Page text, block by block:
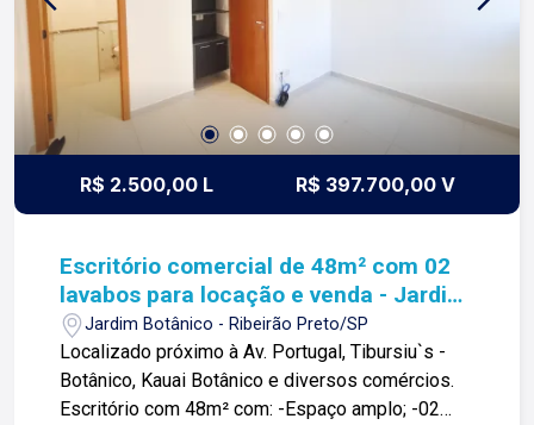
R$ 2.500,00 L R$ 397.700,00 V
Escritório comercial de 48m² com 02
lavabos para locação e venda - Jardim
Botânico
Jardim Botânico - Ribeirão Preto/SP
Localizado próximo à Av. Portugal, Tibursiu`s -
Botânico, Kauai Botânico e diversos comércios.
Escritório com 48m² com: -Espaço amplo; -02